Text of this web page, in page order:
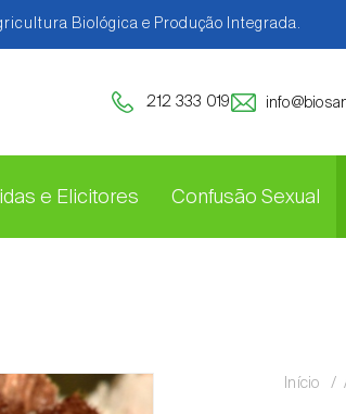
Biológica e Produção Integrada.
212 333 019
e Elicitores Confusão Sexual
Início